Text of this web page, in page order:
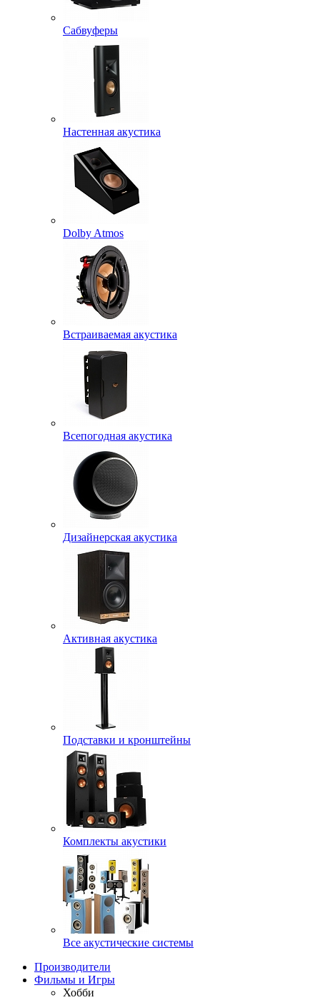
Сабвуферы
Настенная акустика
Dolby Atmos
Встраиваемая акустика
Всепогодная акустика
Дизайнерская акустика
Активная акустика
Подставки и кронштейны
Комплекты акустики
Все акустические системы
Производители
Фильмы и Игры
Хобби